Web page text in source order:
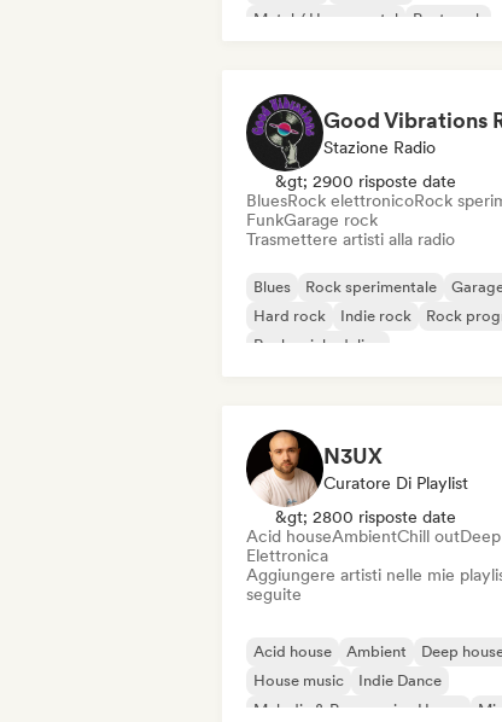
Metal / Heavy metal
Post punk
Good Vibrations
Stazione Radio
&gt; 2900 risposte date
BluesRock elettronicoRock
FunkGarage rock
Trasmettere artisti alla radio
Blues Rock sperimentale
Hard rock
Indie rock
Rock
Rock psichedelico
N3UX
Curatore Di Playlist
&gt; 2800 risposte date
Acid houseAmbientChill out
Elettronica
Aggiungere artisti nelle mie
seguite
Acid house Ambient
Deep
House music
Indie Dance
Melodic & Progressive House